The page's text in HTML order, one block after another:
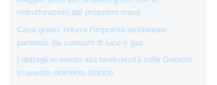
ristrutturazioni dal prossimo mese
Casa green: ridurre l’impronta ambientale
partendo dai consumi di luce e gas
I dettagli in merito alla biodiversità sulle Dolomiti
in questo momento storico